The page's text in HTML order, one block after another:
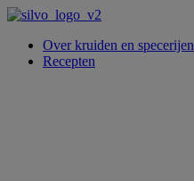
Over kruiden en specerijen
Recepten